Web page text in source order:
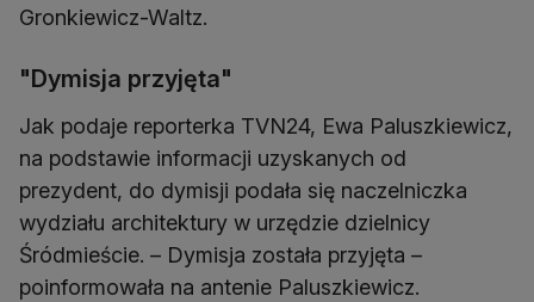
Gronkiewicz-Waltz.
"Dymisja przyjęta"
Jak podaje reporterka TVN24, Ewa Paluszkiewicz,
na podstawie informacji uzyskanych od
prezydent, do dymisji podała się naczelniczka
wydziału architektury w urzędzie dzielnicy
Śródmieście. – Dymisja została przyjęta –
poinformowała na antenie Paluszkiewicz.